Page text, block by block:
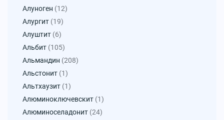
Алуноген (12)
Алургит (19)
Алуштит (6)
Альбит (105)
Альмандин (208)
Альстонит (1)
Альтхаузит (1)
Алюминоключевскит (1)
Алюминоселадонит (24)